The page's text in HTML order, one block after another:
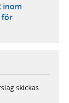
inom
för
skickas